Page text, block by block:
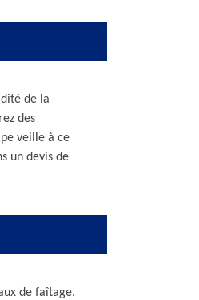
de la
des
veille à ce
un devis de
de faîtage.